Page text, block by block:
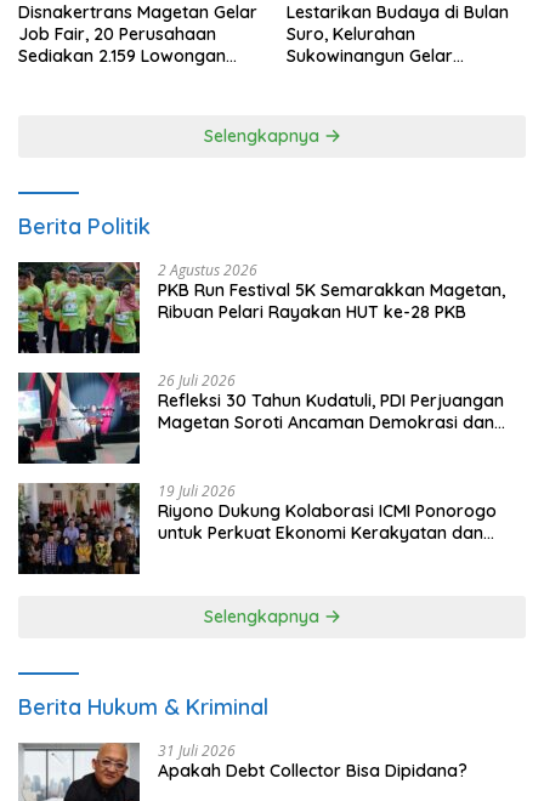
Disnakertrans Magetan Gelar
Job Fair, 20 Perusahaan
Sediakan 2.159 Lowongan
Lestarikan Budaya di Bulan
Suro, Kelurahan
Sukowinangun Gelar
Selengkapnya
Berita Politik
2 Agustus 2026
PKB Run Festival 5K Semarakkan Magetan,
Ribuan Pelari Rayakan HUT ke-28 PKB
26 Juli 2026
Refleksi 30 Tahun Kudatuli, PDI Perjuangan
Magetan Soroti Ancaman Demokrasi dan
19 Juli 2026
Riyono Dukung Kolaborasi ICMI Ponorogo
untuk Perkuat Ekonomi Kerakyatan dan
Selengkapnya
Berita Hukum & Kriminal
31 Juli 2026
Apakah Debt Collector Bisa Dipidana?